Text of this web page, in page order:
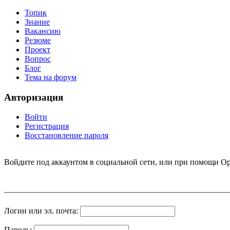
Топик
Знание
Вакансию
Резюме
Проект
Вопрос
Блог
Тема на форум
Авторизация
Войти
Регистрация
Восстановление пароля
Войдите под аккаунтом в социальной сети, или при помощи
Логин или эл. почта: